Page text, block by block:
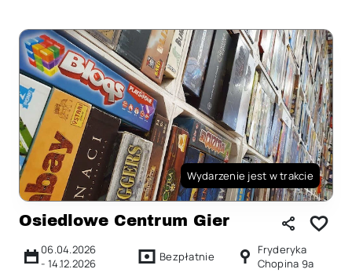
Wydarzenie jest w trakcie
Osiedlowe Centrum Gier
06.04.2026
- 14.12.2026 Bezpłatnie
Fryderyka
Chopina 9a